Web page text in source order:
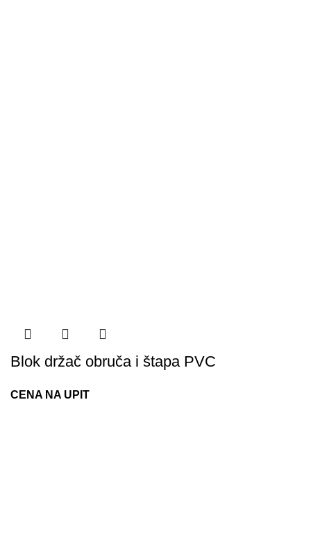
Blok držač obruča i štapa PVC
CENA NA UPIT